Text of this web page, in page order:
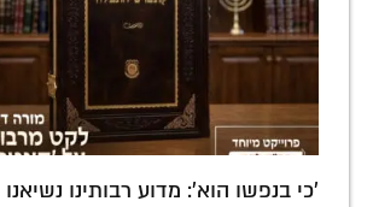
'כי בנפשו הוא': מדוע רבותינו